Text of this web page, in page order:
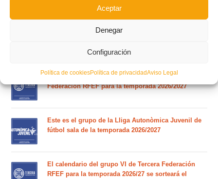
Aceptar
Denegar
Configuración
Política de cookiesPolítica de privacidadAviso Legal
Circular nº. 7 – IV Supercopa Comunitat FFCV Futsal
Circular nº. 6 – Fase Autonómica de la Copa Federación
Este es el grupo VI y calendario de Tercera
Federación RFEF para la temporada 2026/2027
Este es el grupo de la Lliga Autonòmica Juvenil de
fútbol sala de la temporada 2026/2027
El calendario del grupo VI de Tercera Federación
RFEF para la temporada 2026/27 se sorteará el